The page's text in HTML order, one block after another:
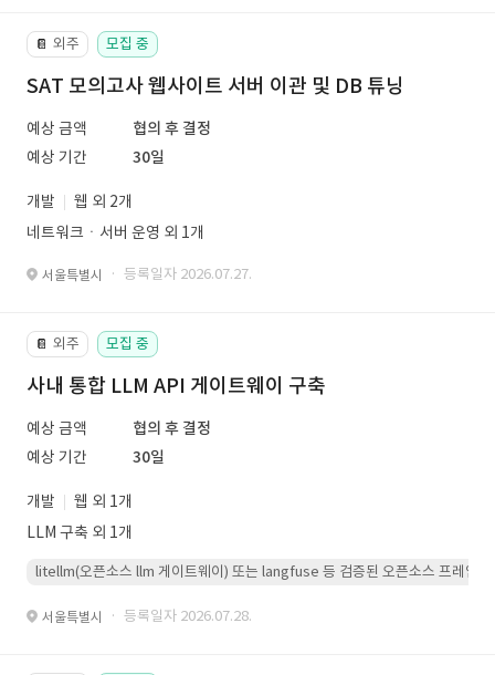
📔 외주 모집 중
SAT 모의고사 웹사이트 서버 이관 및 DB 튜닝
예상 금액
협의 후 결정
예상 기간
30일
개발
웹 외 2개
네트워크ㆍ서버 운영 외 1개
서울특별시 · 등록일자 2026.07.27.
📔 외주 모집 중
사내 통합 LLM API 게이트웨이 구축
예상 금액
협의 후 결정
예상 기간
30일
개발
웹 외 1개
LLM 구축 외 1개
litellm(오픈소스 llm 게이트웨이) 또는 langfuse 등 검증된 오픈소스 프레임워
서울특별시 · 등록일자 2026.07.28.